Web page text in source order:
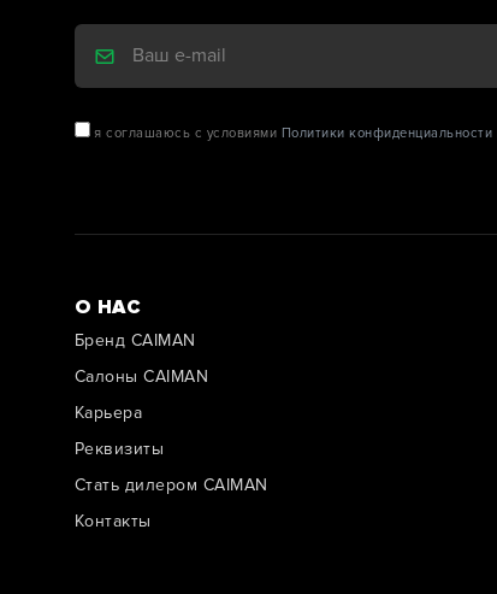
я соглашаюсь с условиями Политики конфиденциальности
О НАС
Бренд CAIMAN
Салоны CAIMAN
Карьера
Реквизиты
Стать дилером CAIMAN
Контакты